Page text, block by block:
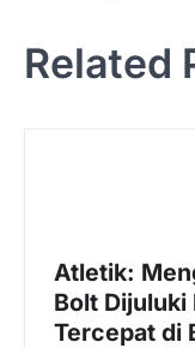
iRelated
Atletik:
Bolt Dijuluki
Tercepat di